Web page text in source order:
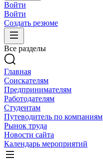
Войти
Войти
Создать резюме
Все разделы
Главная
Соискателям
Предпринимателям
Работодателям
Студентам
Путеводитель по компаниям
Рынок труда
Новости сайта
Календарь мероприятий